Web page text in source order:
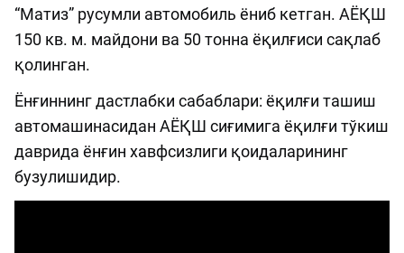
“Матиз” русумли автомобиль ёниб кетган. АЁҚШ
150 кв. м. майдони ва 50 тонна ёқилғиси сақлаб
қолинган.
Ёнғиннинг дастлабки сабаблари: ёқилғи ташиш
автомашинасидан АЁҚШ сиғимига ёқилғи тўкиш
даврида ёнғин хавфсизлиги қоидаларининг
бузулишидир.